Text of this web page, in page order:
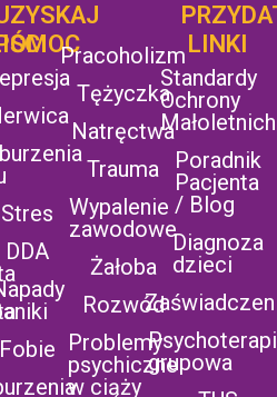
Stres
DDA
Fobie
UZYSKAJ
POMOC
Pracoholizm
Tężyczka
Natręctwa
Trauma
Wypalenie
zawodowe
Żałoba
Rozwód
Problemy
psychiczne
w ciąży
LINKI
Standardy
Ochrony
Małoletnich
Poradnik
Pacjenta
/ Blog
Diagnoza
dzieci
grupowa